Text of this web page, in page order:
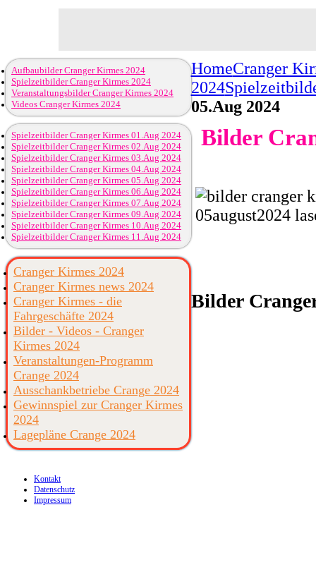
HomeCranger
2024
05.Aug 2024
Bilder
Bilder
Aufbaubilder Cranger Kirmes 2024
Spielzeitbilder Cranger Kirmes 2024
Veranstaltungsbilder Cranger Kirmes 2024
Videos Cranger Kirmes 2024
Spielzeitbilder Cranger Kirmes 01.Aug 2024
Spielzeitbilder Cranger Kirmes 02.Aug 2024
Spielzeitbilder Cranger Kirmes 03.Aug 2024
Spielzeitbilder Cranger Kirmes 04.Aug 2024
Spielzeitbilder Cranger Kirmes 05.Aug 2024
Spielzeitbilder Cranger Kirmes 06.Aug 2024
Spielzeitbilder Cranger Kirmes 07.Aug 2024
Spielzeitbilder Cranger Kirmes 09.Aug 2024
Spielzeitbilder Cranger Kirmes 10.Aug 2024
Spielzeitbilder Cranger Kirmes 11.Aug 2024
Cranger Kirmes 2024
Cranger Kirmes news 2024
Cranger Kirmes - die
Fahrgeschäfte 2024
Bilder - Videos - Cranger
Kirmes 2024
Veranstaltungen-Programm
Crange 2024
Ausschankbetriebe Crange 2024
Gewinnspiel zur Cranger Kirmes
2024
Lagepläne Crange 2024
Kontakt
Datenschutz
Impressum